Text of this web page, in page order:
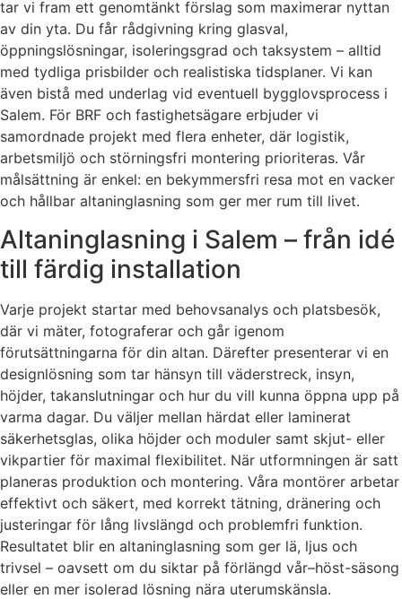
tar vi fram ett genomtänkt förslag som maximerar nyttan
av din yta. Du får rådgivning kring glasval,
öppningslösningar, isoleringsgrad och taksystem – alltid
med tydliga prisbilder och realistiska tidsplaner. Vi kan
även bistå med underlag vid eventuell bygglovsprocess i
Salem. För BRF och fastighetsägare erbjuder vi
samordnade projekt med flera enheter, där logistik,
arbetsmiljö och störningsfri montering prioriteras. Vår
målsättning är enkel: en bekymmersfri resa mot en vacker
och hållbar altaninglasning som ger mer rum till livet.
Altaninglasning i Salem – från idé
till färdig installation
Varje projekt startar med behovsanalys och platsbesök,
där vi mäter, fotograferar och går igenom
förutsättningarna för din altan. Därefter presenterar vi en
designlösning som tar hänsyn till väderstreck, insyn,
höjder, takanslutningar och hur du vill kunna öppna upp på
varma dagar. Du väljer mellan härdat eller laminerat
säkerhetsglas, olika höjder och moduler samt skjut- eller
vikpartier för maximal flexibilitet. När utformningen är satt
planeras produktion och montering. Våra montörer arbetar
effektivt och säkert, med korrekt tätning, dränering och
justeringar för lång livslängd och problemfri funktion.
Resultatet blir en altaninglasning som ger lä, ljus och
trivsel – oavsett om du siktar på förlängd vår–höst-säsong
eller en mer isolerad lösning nära uterumskänsla.